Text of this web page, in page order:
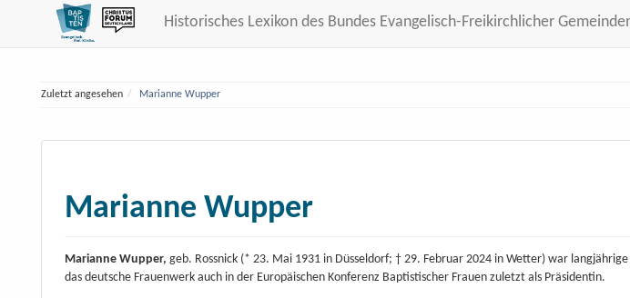
Historisches Lexikon des Bundes Evangelisch-Freikirchlicher
Zuletzt angesehen Marianne Wupper
Marianne Wupper
Marianne Wupper, geb. Rossnick (* 23. Mai 1931 in Düsseldorf; † 29. Februar 2024 in Wetter) war
das deutsche Frauenwerk auch in der Europäischen Konferenz Baptistischer Frauen zuletzt als Präsidentin.